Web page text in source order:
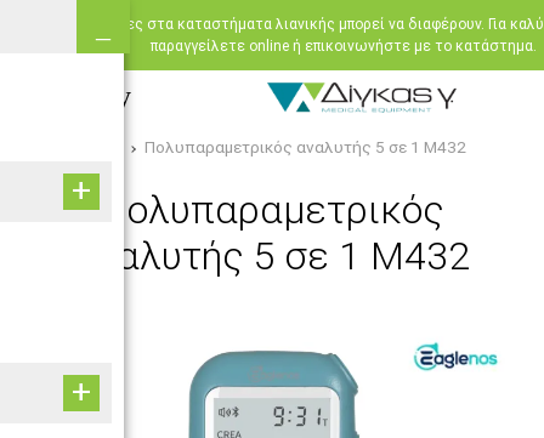
Oι διαθεσιμότητες στα καταστήματα λιανικής μπορεί να διαφέρουν. Για
παραγγείλετε online ή επικοινωνήστε με το κατάστημα.
Πολυπαραμετρικός αναλυτής 5 σε 1 M432
Πολυπαραμετρικός
αναλυτής 5 σε 1 M432